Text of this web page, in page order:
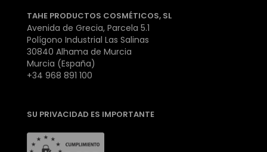
TAHE PRODUCTOS COSMÉTICOS, SL
Avenida de Grecia, Parcela 5.1
Polígono Industrial Las Salinas
30840 Alhama de Murcia
Murcia (España)
+34 968 891 100
SU PRIVACIDAD ES IMPORTANTE